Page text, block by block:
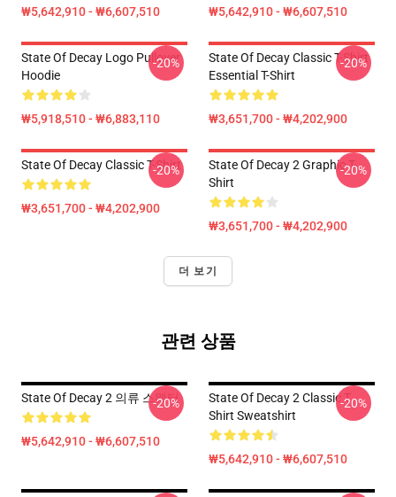
₩5,642,910 - ₩6,607,510 ₩5,642,910 - ₩6,607,510
State Of Decay Logo Pullover
Hoodie
₩5,918,510 - ₩6,883,110
-20%
State Of Decay Classic T-Shirt
Essential T-Shirt
₩3,651,700 - ₩4,202,900
-20%
State Of Decay Classic T-Shirt
₩3,651,700 - ₩4,202,900
-20%
State Of Decay 2 Graphic T-
Shirt
₩3,651,700 - ₩4,202,900
-20%
더 보기
관련 상품
State Of Decay 2 의류 스웨터
₩5,642,910 - ₩6,607,510
-20%
State Of Decay 2 Classic T
Shirt Sweatshirt
₩5,642,910 - ₩6,607,510
-20%